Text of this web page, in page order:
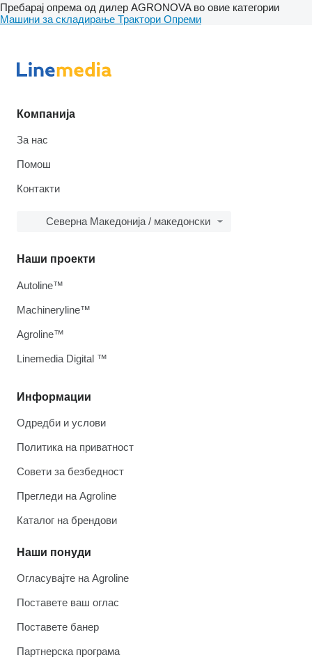
Пребарај опрема од дилер AGRONOVA во овие категории
Машини за складирање Трактори Опреми
Компанија
За нас
Помош
Контакти
Северна Македонија / македонски
Информации
Одредби и услови
Политика на приватност
Совети за безбедност
Прегледи на Agroline
Каталог на брендови
Наши понуди
Огласувајте на Agroline
Поставете ваш оглас
Поставете банер
Партнерска програма
Наши проекти
Autoline™
Machineryline™
Agroline™
Linemedia Digital ™